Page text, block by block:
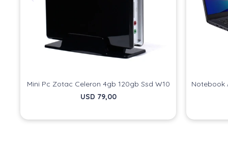
Mini Pc Zotac Celeron 4gb 120gb Ssd W10
USD 79,00
Notebook